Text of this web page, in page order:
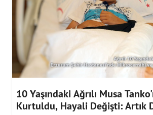
10 Yaşındaki Ağrılı Musa
Kurtuldu, Hayali Değişti: Artık